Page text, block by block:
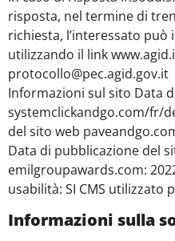
risposta, nel termine di
richiesta, l’interessato può
utilizzando il link
protocollo@pec.agid.gov.it
Informazioni sul sito Data
systemclickandgo.com/fr/
del sito web
Data di pubblicazione del
emilgroupawards.com:
usabilità: SI CMS utilizzato
Informazioni sulla